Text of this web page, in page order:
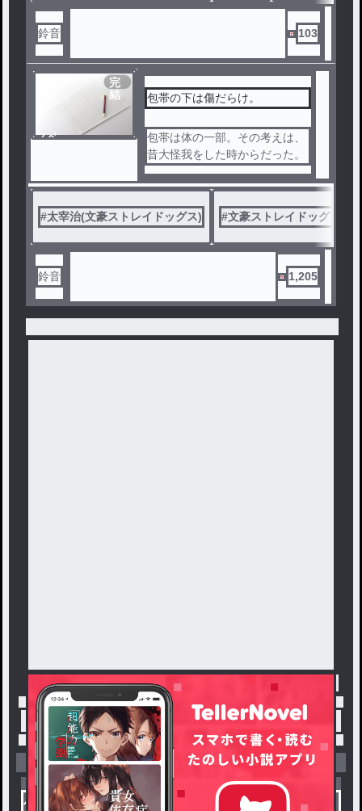
鈴音 103
ノベ
完
結
包帯の下は傷だらけ。
包帯は体の一部。その考えは、
昔大怪我をした時からだった。
#太宰治(文豪ストレイドッグス) #文豪ストレイドッグス
鈴音 1,205
トップ 「鈴音」最新作：イラスト部屋
小説を探す ジャンルから探す